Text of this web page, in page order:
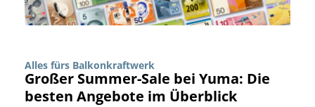
Alles fürs Balkonkraftwerk
Großer Summer-Sale bei Yuma: Die
besten Angebote im Überblick